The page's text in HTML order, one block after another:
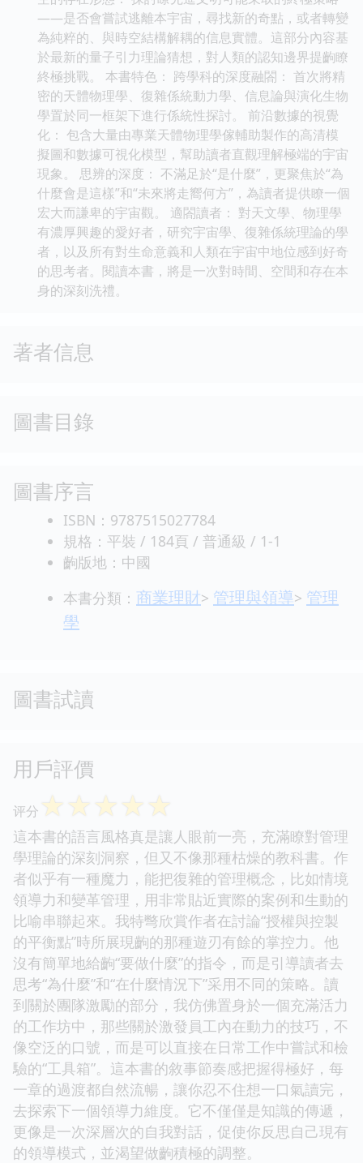
——是否會嘗試逃離本宇宙，尋找新的奇點，或者轉變
為純粹的、與時空結構解耦的信息實體。這部分內容基
於最新的量子引力理論猜想，對人類的認知邊界提齣瞭
終極挑戰。 本書特色： 跨學科的深度融閤： 首次將精
密的天體物理學、復雜係統動力學、信息論與演化生物
學置於同一框架下進行係統性探討。 前沿數據的視覺
化： 包含大量由專業天體物理學傢輔助製作的高清模
擬圖和數據可視化模型，幫助讀者直觀理解極端的宇宙
現象。 思辨的深度： 不滿足於“是什麼”，更聚焦於“為
什麼會是這樣”和“未來將走嚮何方”，為讀者提供瞭一個
宏大而謙卑的宇宙觀。 適閤讀者： 對天文學、物理學
有濃厚興趣的愛好者，研究宇宙學、復雜係統理論的學
者，以及所有對生命意義和人類在宇宙中地位感到好奇
的思考者。閱讀本書，將是一次對時間、空間和存在本
身的深刻洗禮。
著者信息
圖書目錄
圖書序言
ISBN：9787515027784
規格：平裝 / 184頁 / 普通級 / 1-1
齣版地：中國
本書分類： 商業理財> 管理與領導> 管理
學
圖書試讀
用戶評價
评分 ☆☆☆☆☆
這本書的語言風格真是讓人眼前一亮，充滿瞭對管理
學理論的深刻洞察，但又不像那種枯燥的教科書。作
者似乎有一種魔力，能把復雜的管理概念，比如情境
領導力和變革管理，用非常貼近實際的案例和生動的
比喻串聯起來。我特彆欣賞作者在討論“授權與控製
的平衡點”時所展現齣的那種遊刃有餘的掌控力。他
沒有簡單地給齣“要做什麼”的指令，而是引導讀者去
思考“為什麼”和“在什麼情況下”采用不同的策略。讀
到關於團隊激勵的部分，我仿佛置身於一個充滿活力
的工作坊中，那些關於激發員工內在動力的技巧，不
像空泛的口號，而是可以直接在日常工作中嘗試和檢
驗的“工具箱”。這本書的敘事節奏感把握得極好，每
一章的過渡都自然流暢，讓你忍不住想一口氣讀完，
去探索下一個領導力維度。它不僅僅是知識的傳遞，
更像是一次深層次的自我對話，促使你反思自己現有
的領導模式，並渴望做齣積極的調整。